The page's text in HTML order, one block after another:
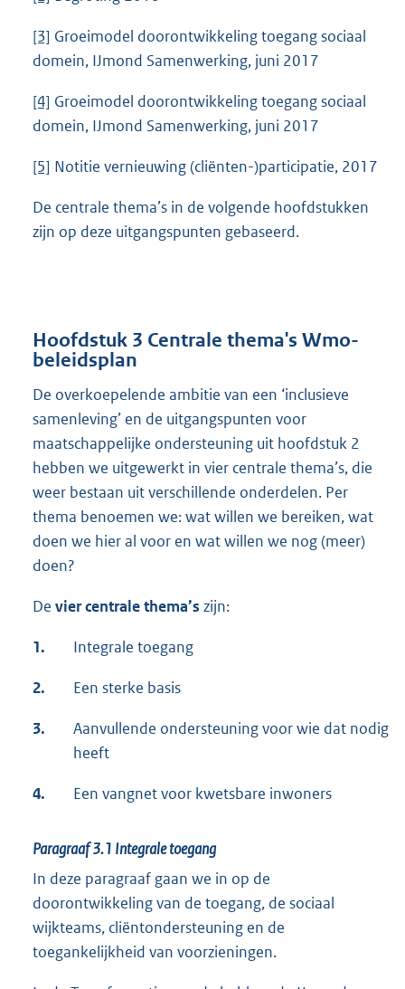
[3] Groeimodel doorontwikkeling toegang sociaal
domein, IJmond Samenwerking, juni 2017
[4] Groeimodel doorontwikkeling toegang sociaal
domein, IJmond Samenwerking, juni 2017
[5] Notitie vernieuwing (cliënten-)participatie, 2017
De centrale thema’s in de volgende hoofdstukken
zijn op deze uitgangspunten gebaseerd.
Hoofdstuk 3 Centrale thema's Wmo-
beleidsplan
De overkoepelende ambitie van een ‘inclusieve
samenleving’ en de uitgangspunten voor
maatschappelijke ondersteuning uit hoofdstuk 2
hebben we uitgewerkt in vier centrale thema’s, die
weer bestaan uit verschillende onderdelen. Per
thema benoemen we: wat willen we bereiken, wat
doen we hier al voor en wat willen we nog (meer)
doen?
De vier centrale thema’s zijn:
1. Integrale toegang
2. Een sterke basis
3.
Aanvullende ondersteuning voor wie dat nodig
heeft
4. Een vangnet voor kwetsbare inwoners
Paragraaf 3.1 Integrale toegang
In deze paragraaf gaan we in op de
doorontwikkeling van de toegang, de sociaal
wijkteams, cliëntondersteuning en de
toegankelijkheid van voorzieningen.